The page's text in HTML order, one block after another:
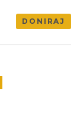
DONIRAJ